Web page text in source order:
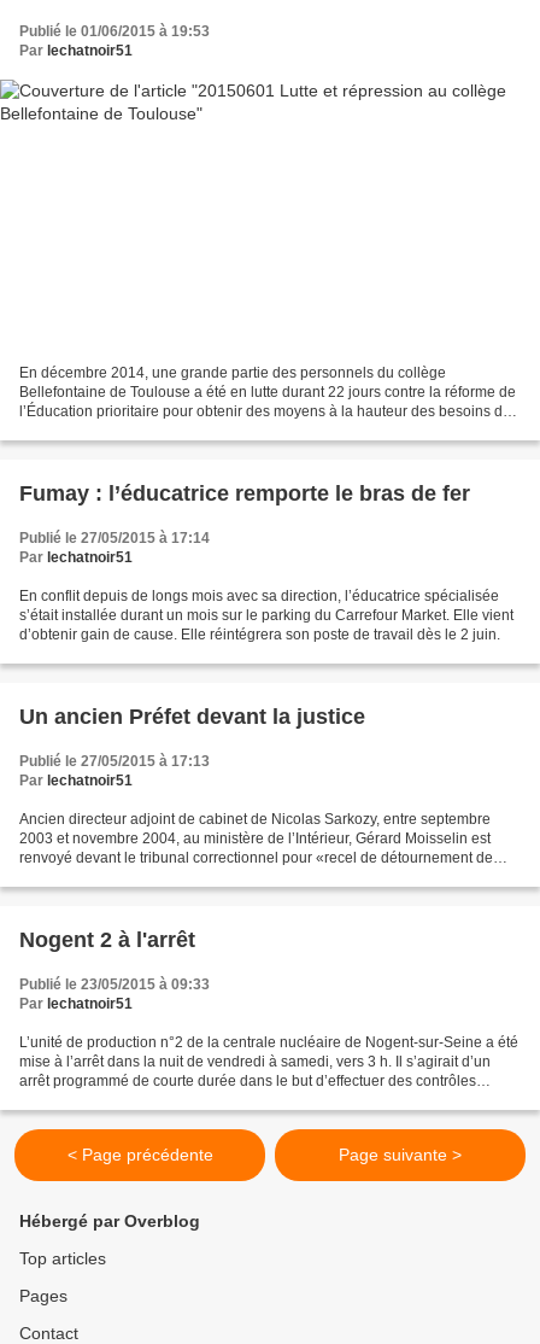
Publié le 01/06/2015 à 19:53
Par lechatnoir51
En décembre 2014, une grande partie des personnels du collège
Bellefontaine de Toulouse a été en lutte durant 22 jours contre la réforme de
l’Éducation prioritaire pour obtenir des moyens à la hauteur des besoins de
Fumay : l’éducatrice remporte le bras de fer
Publié le 27/05/2015 à 17:14
Par lechatnoir51
En conflit depuis de longs mois avec sa direction, l’éducatrice spécialisée
s’était installée durant un mois sur le parking du Carrefour Market. Elle vient
d’obtenir gain de cause. Elle réintégrera son poste de travail dès le 2 juin.
Un ancien Préfet devant la justice
Publié le 27/05/2015 à 17:13
Par lechatnoir51
Ancien directeur adjoint de cabinet de Nicolas Sarkozy, entre septembre
2003 et novembre 2004, au ministère de l’Intérieur, Gérard Moisselin est
renvoyé devant le tribunal correctionnel pour «recel de détournement de
Nogent 2 à l'arrêt
Publié le 23/05/2015 à 09:33
Par lechatnoir51
L’unité de production n°2 de la centrale nucléaire de Nogent-sur-Seine a été
mise à l’arrêt dans la nuit de vendredi à samedi, vers 3 h. Il s’agirait d’un
arrêt programmé de courte durée dans le but d’effectuer des contrôles
< Page précédente Page suivante >
Hébergé par Overblog
Top articles
Pages
Contact